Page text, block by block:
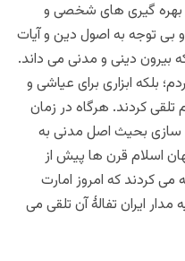
بهره گیری های شخصی و
بی توجه به اصول دین و آیات
بیرون دینی و مدنی می داند.
بلکه ابزاری برای عیاشی و
کردند. هرگاه در زمان
بحیث اصل مدنی به
اسلام قرن ها پیش از
می کردند که امروز امارت
ایران تفالۀ آن تلقی می